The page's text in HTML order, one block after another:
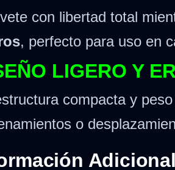
con libertad total
, perfecto para uso en
LIGERO Y
compacta y
o
Adicional